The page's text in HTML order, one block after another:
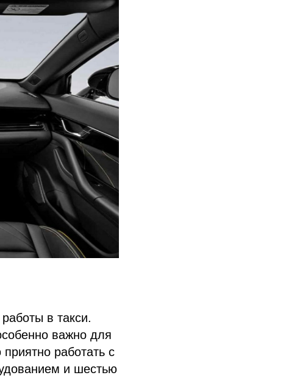
в такси.
важно для
работать с
и шестью